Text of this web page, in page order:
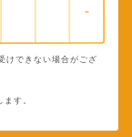
けできない場合がござ
す。